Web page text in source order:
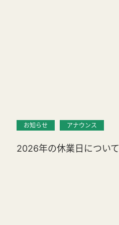
お知らせ アナウンス
2026年の休業日について